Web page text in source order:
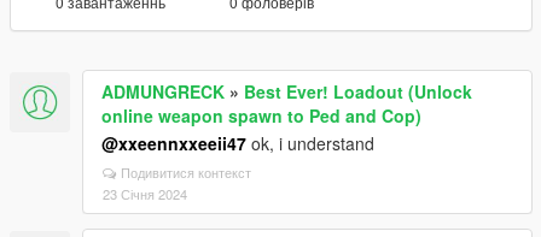
ADMUNGRECK » Best Ever! Loadout (Unlock
online weapon spawn to Ped and Cop)
@xxeennxxeeii47 ok, i understand
Подивитися контекст
23 Січня 2024